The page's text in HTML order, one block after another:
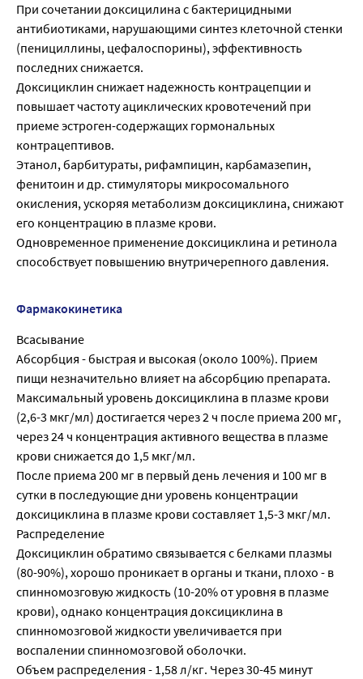
При сочетании доксицилина с бактерицидными
антибиотиками, нарушающими синтез клеточной стенки
(пенициллины, цефалоспорины), эффективность
последних снижается.
Доксициклин снижает надежность контрацепции и
повышает частоту ациклических кровотечений при
приеме эстроген-содержащих гормональных
контрацептивов.
Этанол, барбитураты, рифампицин, карбамазепин,
фенитоин и др. стимуляторы микросомального
окисления, ускоряя метаболизм доксициклина, снижают
его концентрацию в плазме крови.
Одновременное применение доксициклина и ретинола
способствует повышению внутричерепного давления.
Фармакокинетика
Всасывание
Абсорбция - быстрая и высокая (около 100%). Прием
пищи незначительно влияет на абсорбцию препарата.
Максимальный уровень доксициклина в плазме крови
(2,6-3 мкг/мл) достигается через 2 ч после приема 200 мг,
через 24 ч концентрация активного вещества в плазме
крови снижается до 1,5 мкг/мл.
После приема 200 мг в первый день лечения и 100 мг в
сутки в последующие дни уровень концентрации
доксициклина в плазме крови составляет 1,5-3 мкг/мл.
Распределение
Доксициклин обратимо связывается с белками плазмы
(80-90%), хорошо проникает в органы и ткани, плохо - в
спинномозговую жидкость (10-20% от уровня в плазме
крови), однако концентрация доксициклина в
спинномозговой жидкости увеличивается при
воспалении спинномозговой оболочки.
Объем распределения - 1,58 л/кг. Через 30-45 минут